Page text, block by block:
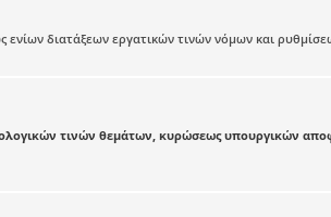
διατάξεων εργατικών τινών νόμων και
τινών θεμάτων, κυρώσεως υπουργικών